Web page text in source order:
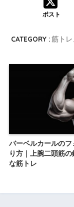
ポスト
CATEGORY :筋ト
バーベルカールの
り方｜上腕二頭筋
な筋トレ